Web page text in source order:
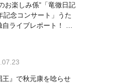
お楽しみ係”「竜徹日記
記念コンサート」うた
自ライブレポート！ 即
王』で秋元康を唸らせ